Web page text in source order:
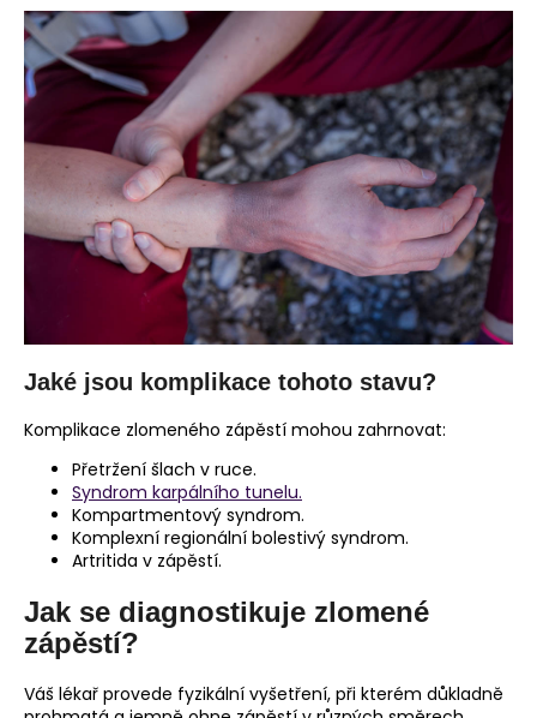
Jaké jsou komplikace tohoto stavu?
Komplikace zlomeného zápěstí mohou zahrnovat:
Přetržení šlach v ruce.
Syndrom karpálního tunelu.
Kompartmentový syndrom.
Komplexní regionální bolestivý syndrom.
Artritida v zápěstí.
Jak se diagnostikuje zlomené
zápěstí?
Váš lékař provede fyzikální vyšetření, při kterém důkladně